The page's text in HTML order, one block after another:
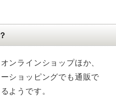
ンラインショップほか、
ショッピングでも通販で
ようです。